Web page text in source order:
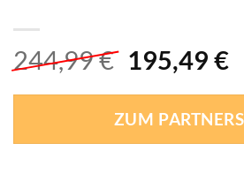
244,99€
war:
244,99 €
195,49 €
ZUM